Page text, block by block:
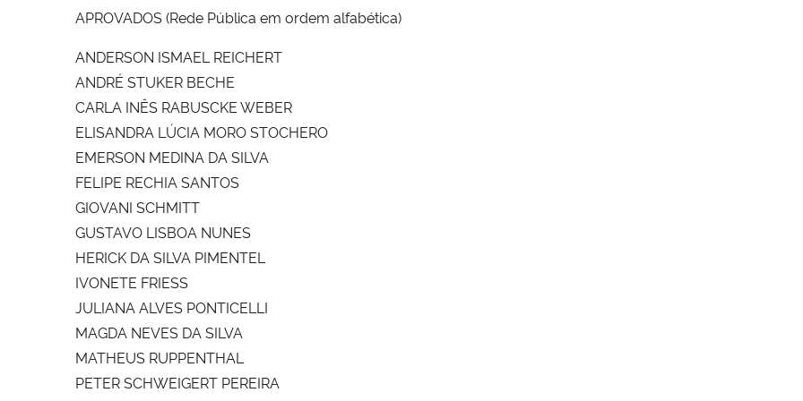
APROVADOS (Rede Pública em ordem alfabética)
ANDERSON ISMAEL REICHERT
ANDRÉ STUKER BECHE
CARLA INÊS RABUSCKE WEBER
ELISANDRA LÚCIA MORO STOCHERO
EMERSON MEDINA DA SILVA
FELIPE RECHIA SANTOS
GIOVANI SCHMITT
GUSTAVO LISBOA NUNES
HERICK DA SILVA PIMENTEL
IVONETE FRIESS
JULIANA ALVES PONTICELLI
MAGDA NEVES DA SILVA
MATHEUS RUPPENTHAL
PETER SCHWEIGERT PEREIRA